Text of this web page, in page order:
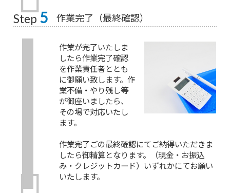
Step 5 作業完了（最終確認）
作業が完了いたしま
したら作業完了確認
を作業責任者ととも
に御願い致します。作
業不備・やり残し等
が御座いましたら、
その場で対応いたし
ます。
作業完了ごの最終確認にてご納得いただきま
したら御精算となります。（現金・お振込
み・クレジットカード）いずれかにてお願い
いたします。